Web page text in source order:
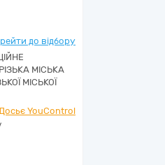
до відбору
МІСЬКА
МІСЬКОЇ
YouControl